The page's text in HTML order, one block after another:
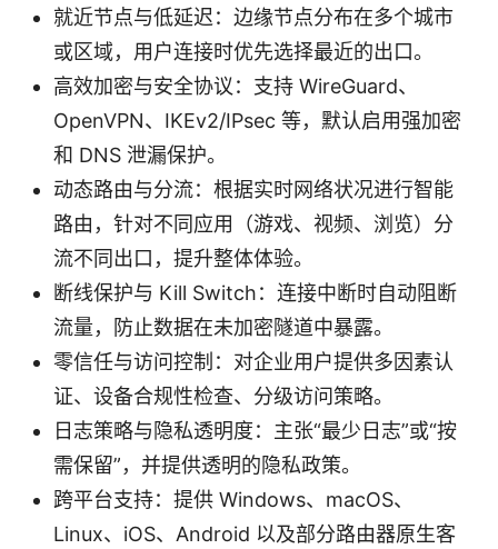
就近节点与低延迟：边缘节点分布在多个城市
或区域，用户连接时优先选择最近的出口。
高效加密与安全协议：支持 WireGuard、
OpenVPN、IKEv2/IPsec 等，默认启用强加密
和 DNS 泄漏保护。
动态路由与分流：根据实时网络状况进行智能
路由，针对不同应用（游戏、视频、浏览）分
流不同出口，提升整体体验。
断线保护与 Kill Switch：连接中断时自动阻断
流量，防止数据在未加密隧道中暴露。
零信任与访问控制：对企业用户提供多因素认
证、设备合规性检查、分级访问策略。
日志策略与隐私透明度：主张“最少日志”或“按
需保留”，并提供透明的隐私政策。
跨平台支持：提供 Windows、macOS、
Linux、iOS、Android 以及部分路由器原生客